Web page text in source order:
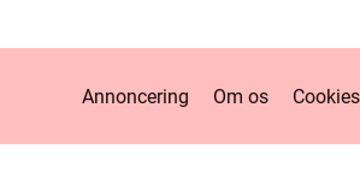
Annoncering Om os Cookies